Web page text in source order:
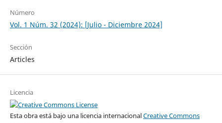
Número
Vol. 1 Núm. 32 (2024): [Julio - Diciembre 2024]
Sección
Articles
Licencia
Esta obra está bajo una licencia internacionalCreative Commons